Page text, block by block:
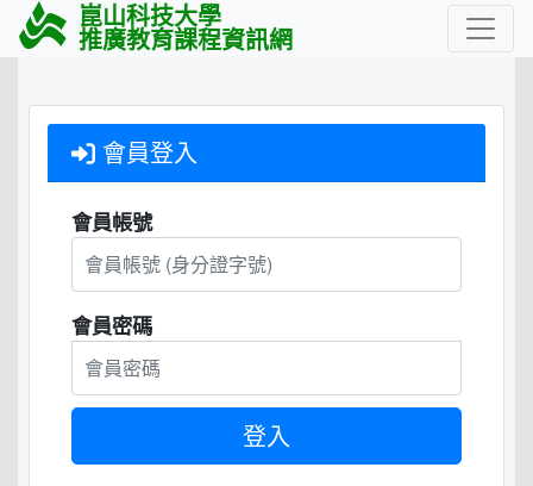
崑山科技大學
推廣教育課程資訊網
會員登入
會員帳號
會員密碼